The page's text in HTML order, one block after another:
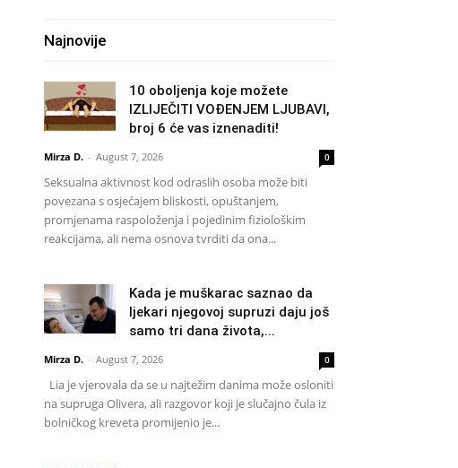
Najnovije
10 oboljenja koje možete
IZLIJEČITI VOĐENJEM LJUBAVI,
broj 6 će vas iznenaditi!
Mirza D. - August 7, 2026 0
Seksualna aktivnost kod odraslih osoba može biti
povezana s osjećajem bliskosti, opuštanjem,
promjenama raspoloženja i pojedinim fiziološkim
reakcijama, ali nema osnova tvrditi da ona...
Kada je muškarac saznao da
ljekari njegovoj supruzi daju još
samo tri dana života,...
Mirza D. - August 7, 2026 0
Lia je vjerovala da se u najtežim danima može osloniti
na supruga Olivera, ali razgovor koji je slučajno čula iz
bolničkog kreveta promijenio je...